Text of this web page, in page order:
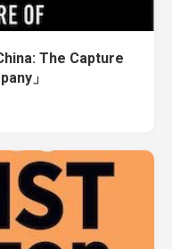
The Capture
」